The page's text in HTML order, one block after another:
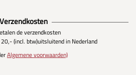
Verzendkosten
de verzendkosten
(incl. btw)uitsluitend in Nederland
Algemene voorwaarden)